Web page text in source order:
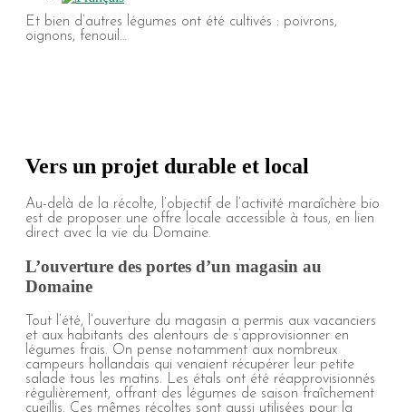
Et bien d’autres légumes ont été cultivés : poivrons,
oignons, fenouil…
Vers un projet durable et local
Au-delà de la récolte, l’objectif de l’activité maraîchère bio
est de proposer une offre locale accessible à tous, en lien
direct avec la vie du Domaine.
L’ouverture des portes d’un magasin au
Domaine
Tout l’été, l’ouverture du magasin a permis aux vacanciers
et aux habitants des alentours de s’approvisionner en
légumes frais. On pense notamment aux nombreux
campeurs hollandais qui venaient récupérer leur petite
salade tous les matins. Les étals ont été réapprovisionnés
régulièrement, offrant des légumes de saison fraîchement
cueillis. Ces mêmes récoltes sont aussi utilisées pour la